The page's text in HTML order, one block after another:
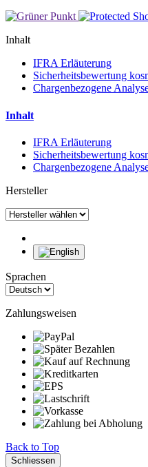
Inhalt
IFRA Erläuterung
Sicherheitsbewertung
Chargenbezogene
Inhalt
IFRA Erläuterung
Sicherheitsbewertung
Chargenbezogene
Hersteller
Sprachen
Zahlungsweisen
Back to Top
Schliessen